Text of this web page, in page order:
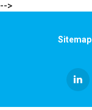
-->
Sitemap